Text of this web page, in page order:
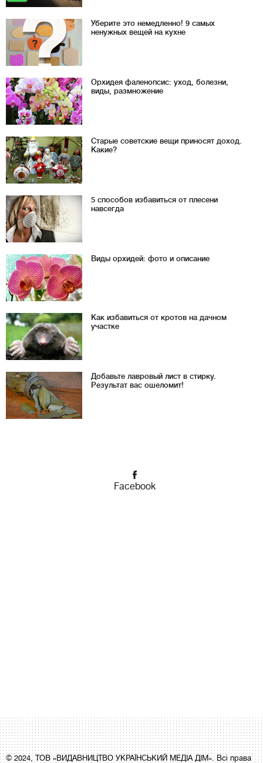
Уберите это немедленно! 9 самых
ненужных вещей на кухне
Орхидея фаленопсис: уход, болезни,
виды, размножение
Старые советские вещи приносят доход.
Какие?
5 способов избавиться от плесени
навсегда
Виды орхидей: фото и описание
Как избавиться от кротов на дачном
участке
Добавьте лавровый лист в стирку.
Результат вас ошеломит!
Facebook
© 2024, ТОВ «ВИДАВНИЦТВО УКРАЇНСЬКИЙ МЕДІА ДІМ». Всі права